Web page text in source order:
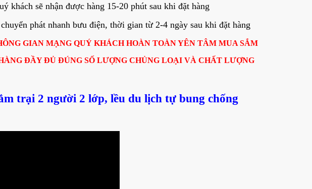
khách sẽ nhận được hàng 15-20 phút sau khi đặt hàng
phát nhanh bưu điện, thời gian từ 2-4 ngày sau khi đặt hàng
GIAN MẠNG QUÝ KHÁCH HOÀN TOÀN YÊN TÂM MUA SẮM
ĐẦY ĐỦ ĐÚNG SỐ LƯỢNG CHỦNG LOẠI VÀ CHẤT LƯỢNG
trại 2 người 2 lớp, lều du lịch tự bung chống